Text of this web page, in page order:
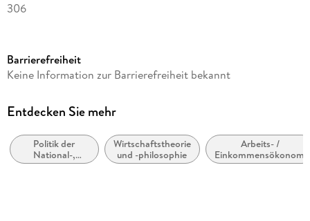
306
Autor/Autorin
Verlag/Hersteller
Produktart
kartoniert
Barrierefreiheit
Keine Information zur Barrierefreiheit bekannt
Entdecken Sie mehr
Politik der
National-,
Zentral- oder
Wirtschaftstheorie
und -philosophie
Arbeits- /